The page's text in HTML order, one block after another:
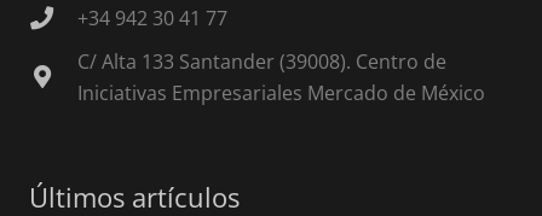
+34 942 30 41 77
C/ Alta 133 Santander (39008). Centro de
Iniciativas Empresariales Mercado de México
Últimos artículos